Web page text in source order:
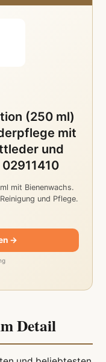
(250 ml)
mit
und
mit Bienenwachs.
und Pflege.
→
Detail